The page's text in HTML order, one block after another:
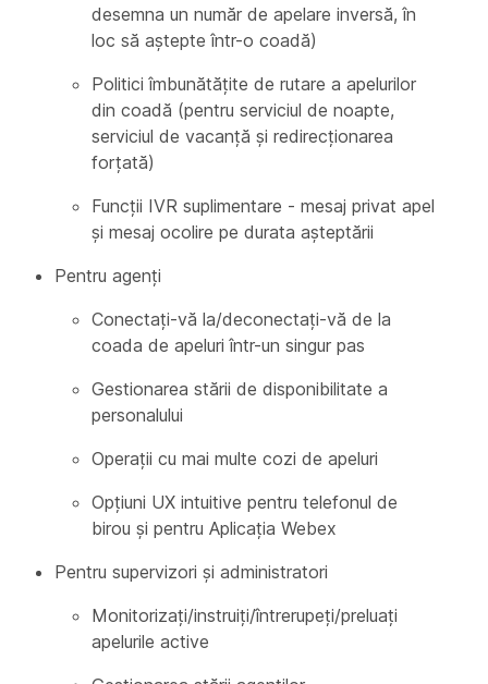
desemna un număr de apelare inversă, în
loc să aștepte într-o coadă)
Politici îmbunătățite de rutare a apelurilor
din coadă (pentru serviciul de noapte,
serviciul de vacanță și redirecționarea
forțată)
Funcții IVR suplimentare - mesaj privat apel
și mesaj ocolire pe durata așteptării
Pentru agenți
Conectați-vă la/deconectați-vă de la
coada de apeluri într-un singur pas
Gestionarea stării de disponibilitate a
personalului
Operații cu mai multe cozi de apeluri
Opțiuni UX intuitive pentru telefonul de
birou și pentru Aplicația Webex
Pentru supervizori și administratori
Monitorizați/instruiți/întrerupeți/preluați
apelurile active